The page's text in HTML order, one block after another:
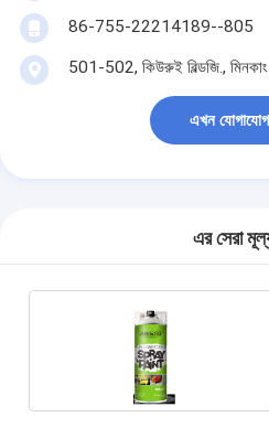
86-755-22214189--805
501-502, কিউরুই বিল্ডজি., মিনকাং
এখন যোগাযোগ
এর সেরা